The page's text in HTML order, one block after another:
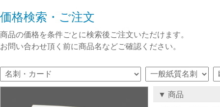
価格検索・ご注文
商品の価格を条件ごとに検索後ご注文いただけます。
お問い合わせ頂く前に商品名などご確認ください。
▼ 商品